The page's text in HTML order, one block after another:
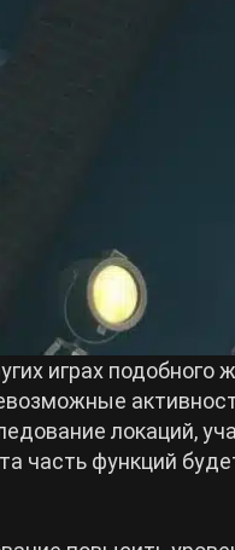
играх подобного
локаций,
часть функций